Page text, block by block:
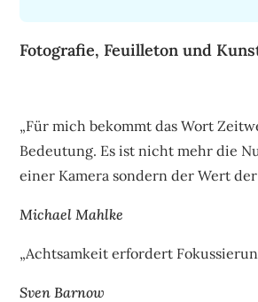
Fotografie, Feuilleton und
„Für mich bekommt das Wort
Bedeutung. Es ist nicht mehr die
einer Kamera sondern der Wert
Michael Mahlke
„Achtsamkeit erfordert
Sven Barnow